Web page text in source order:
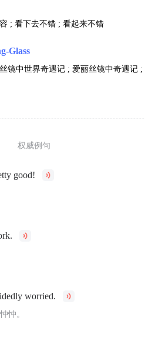
; 看下去不错 ; 看起来不错
Glass
镜中世界奇遇记 ; 爱丽丝镜中奇遇记 ;
权威例句
good!
worried.
忡。